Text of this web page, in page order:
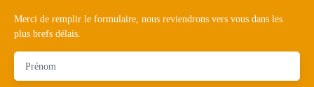
Merci de remplir le formulaire, nous reviendrons vers vous dans les
plus brefs délais.
Prénom